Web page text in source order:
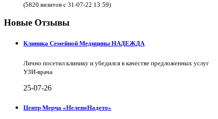
(5820 визитов с 31-07-22 13:59)
Новые Отзывы
Клиника Семейной Медицины НАДЕЖДА
Лично посетил клинику и убедился в качестве предложенных услуг
УЗИ-врача
25-07-26
Центр Мерча «НелепоНадето»